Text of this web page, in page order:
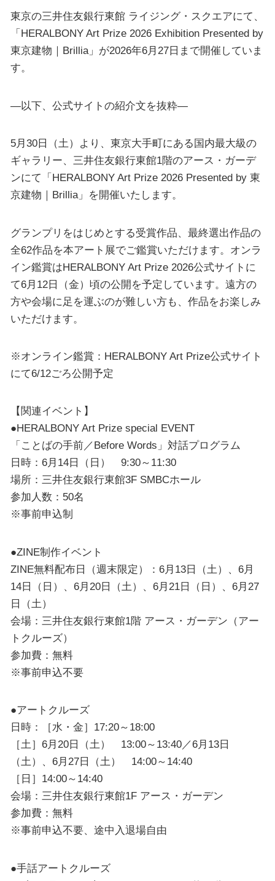
東京の三井住友銀行東館 ライジング・スクエアにて、
「HERALBONY Art Prize 2026 Exhibition Presented by
東京建物｜Brillia」が2026年6月27日まで開催していま
す。
—以下、公式サイトの紹介文を抜粋—
5月30日（土）より、東京大手町にある国内最大級の
ギャラリー、三井住友銀行東館1階のアース・ガーデ
ンにて「HERALBONY Art Prize 2026 Presented by 東
京建物｜Brillia」を開催いたします。
グランプリをはじめとする受賞作品、最終選出作品の
全62作品を本アート展でご鑑賞いただけます。オンラ
イン鑑賞はHERALBONY Art Prize 2026公式サイトに
て6月12日（金）頃の公開を予定しています。遠方の
方や会場に足を運ぶのが難しい方も、作品をお楽しみ
いただけます。
※オンライン鑑賞：HERALBONY Art Prize公式サイト
にて6/12ごろ公開予定
【関連イベント】
●HERALBONY Art Prize special EVENT
「ことばの手前／Before Words」対話プログラム
日時：6月14日（日） 9:30～11:30
場所：三井住友銀行東館3F SMBCホール
参加人数：50名
※事前申込制
●ZINE制作イベント
ZINE無料配布日（週末限定）：6月13日（土）、6月
14日（日）、6月20日（土）、6月21日（日）、6月27
日（土）
会場：三井住友銀行東館1階 アース・ガーデン（アー
トクルーズ）
参加費：無料
※事前申込不要
●アートクルーズ
日時：［水・金］17:20～18:00
［土］6月20日（土） 13:00～13:40／6月13日
（土）、6月27日（土） 14:00～14:40
［日］14:00～14:40
会場：三井住友銀行東館1F アース・ガーデン
参加費：無料
※事前申込不要、途中入退場自由
●手話アートクルーズ